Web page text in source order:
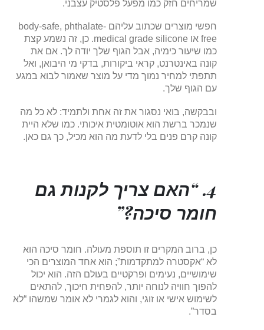
שמריחים חזק כמו מפעל פלסטיק עצבני.
חפשי מוצרים שכתוב עליהם body-safe, phthalate-
free או medical grade silicone. כן, זה נשמע קצת
כמו שיעור כימיה, אבל הגוף שלך יודה לך. אם את
קונה באינטרנט, קראי ביקורות, בדקי מי היבואן, ואל
תתפתי למחיר נמוך מדי על מוצר שאמור לבוא במגע
עם הגוף שלך.
ובבקשה, בואי נסגור את זה אחת ולתמיד: לא כל מה
שנמכר ברשת הוא אוטומטית איכותי. כמו שלא היית
קונה קרם פנים בלי לדעת מה הוא מכיל, כך גם כאן.
4. “האם צריך לקנות גם
חומר סיכה?”
כן, ברוב המקרים זו תוספת מעולה. חומר סיכה הוא
לא “אקסטרה למתקדמות”; הוא אחד המוצרים הכי
שימושיים, נעימים ופרקטיים בעולם הזה. הוא יכול
להפוך חוויה לנוחה יותר, להפחית חיכוך, להתאים
לשימוש אישי או זוגי, והוא לגמרי לא אומר שמשהו “לא
בסדר”.